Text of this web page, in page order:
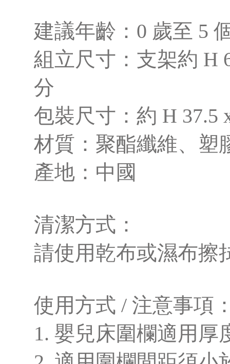
建議年齡：0 歲至 5
組立尺寸：支架約 H
分
包裝尺寸：約 H 37.5
材質：聚酯纖維、塑
產地：中國
清潔方式：
請使用乾布或濕布擦
使用方式 / 注意事項
1. 嬰兒床圍欄適用厚